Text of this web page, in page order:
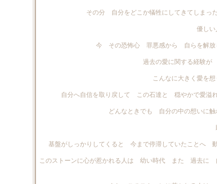
その分 自分をどこか犠牲にしてきてしまっ
優しい
今 その恐怖心 罪悪感から 自らを解放
過去の愛に関する経験が
こんなに大きく愛を
自分へ自信を取り戻して この石達と 穏やかで愛溢
どんなときでも 自分の中の想いに
基盤がしっかりしてくると 今まで停滞していたことへ
このストーンに心が惹かれる人は 幼い時代 また 過去に